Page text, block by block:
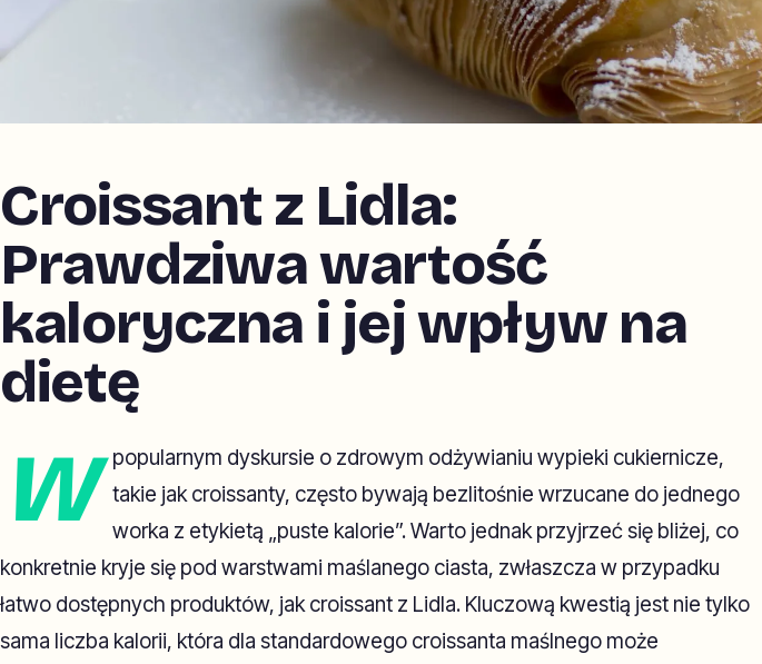
Croissant z Lidla:
Prawdziwa wartość
kaloryczna i jej wpływ na
dietę
W
popularnym dyskursie o zdrowym odżywianiu wypieki cukiernicze,
takie jak croissanty, często bywają bezlitośnie wrzucane do jednego
worka z etykietą „puste kalorie”. Warto jednak przyjrzeć się bliżej, co
konkretnie kryje się pod warstwami maślanego ciasta, zwłaszcza w przypadku
łatwo dostępnych produktów, jak croissant z Lidla. Kluczową kwestią jest nie tylko
sama liczba kalorii, która dla standardowego croissanta maślnego może